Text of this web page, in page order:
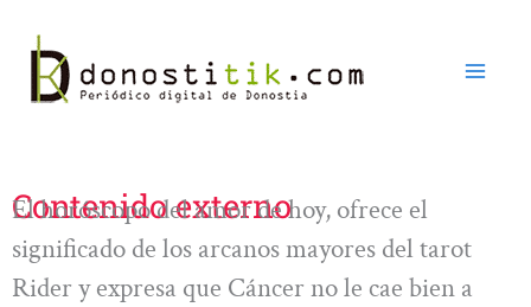
contenido
Contenido externo
El horóscopo del amor de hoy, ofrece el
significado de los arcanos mayores del tarot
Rider y expresa que Cáncer no le cae bien a